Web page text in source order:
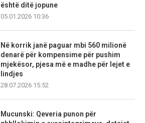
është ditë jopune
05.01.2026 10:36
Në korrik janë paguar mbi 560 milionë
denarë për kompensime për pushim
mjekësor, pjesa më e madhe për lejet e
lindjes
28.07.2026 15:52
Mucunski: Qeveria punon për